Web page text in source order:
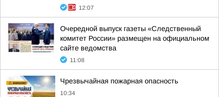
12:07
Очередной выпуск газеты «Следственный
комитет России» размещен на официальном
сайте ведомства
11:08
Чрезвычайная пожарная опасность
10:34